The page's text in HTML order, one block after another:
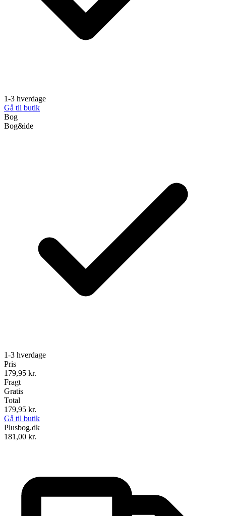
1-3 hverdage
Gå til butik
Bog
Bog&ide
1-3 hverdage
Pris
179,95 kr.
Fragt
Gratis
Total
179,95 kr.
Gå til butik
Plusbog.dk
181,00 kr.